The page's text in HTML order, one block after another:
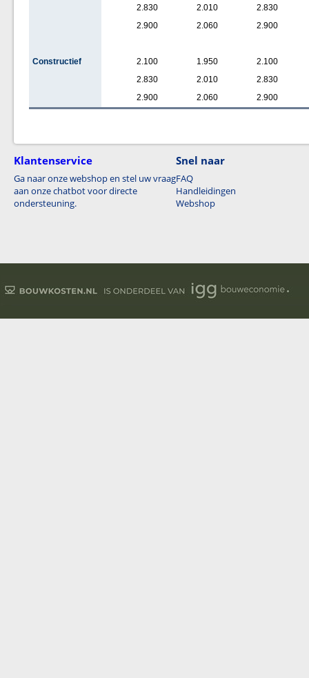
2.830
2.010
2.830
2.900
2.060 2.900
Constructief 2.100 1.950
2.100
2.830
2.010
2.830
2.900
2.060 2.900
Klantenservice
Ga naar onze webshop en stel uw vraag
aan onze chatbot voor directe
ondersteuning.
Snel naar
FAQ
Handleidingen
Webshop